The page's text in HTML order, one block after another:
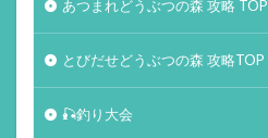
あつまれどうぶつの森 攻略 TOP
とびだせどうぶつの森 攻略TOP
🎣釣り大会